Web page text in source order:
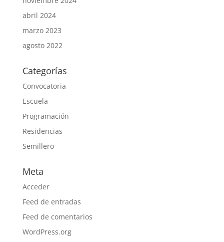
abril 2024
marzo 2023
agosto 2022
Categorías
Convocatoria
Escuela
Programación
Residencias
Semillero
Meta
Acceder
Feed de entradas
Feed de comentarios
WordPress.org